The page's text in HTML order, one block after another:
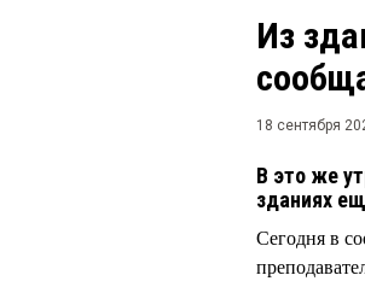
Из
18 сентября
В это же
зданиях
Сегодня в